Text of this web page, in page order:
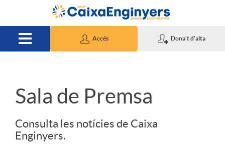
Salta al contingut principal
Accés Dona't d'alta
S
Sala de Premsa
Consulta les notícies de Caixa
Enginyers.